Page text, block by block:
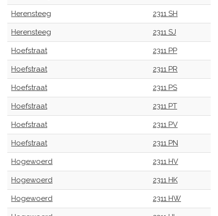
Herensteeg 2311 SH
Herensteeg 2311 SJ
Hoefstraat 2311 PP
Hoefstraat 2311 PR
Hoefstraat 2311 PS
Hoefstraat 2311 PT
Hoefstraat 2311 PV
Hoefstraat 2311 PN
Hogewoerd 2311 HV
Hogewoerd 2311 HK
Hogewoerd 2311 HW